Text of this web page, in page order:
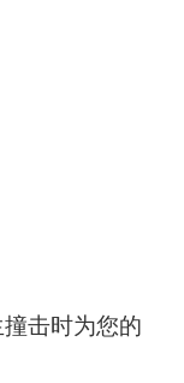
击时为您的